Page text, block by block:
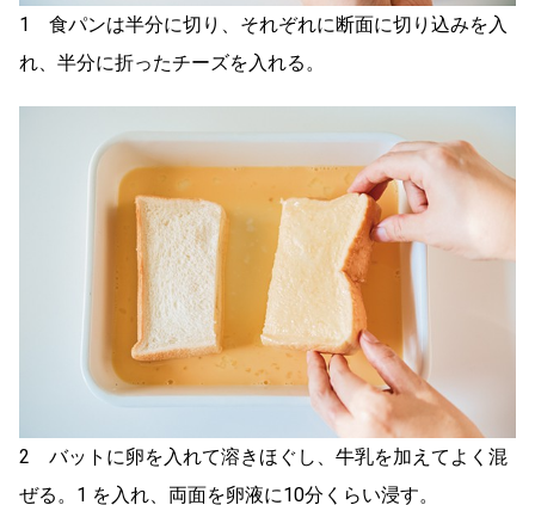
1 食パンは半分に切り、それぞれに断面に切り込みを入
れ、半分に折ったチーズを入れる。
2 バットに卵を入れて溶きほぐし、牛乳を加えてよく混
ぜる。1 を入れ、両面を卵液に10分くらい浸す。